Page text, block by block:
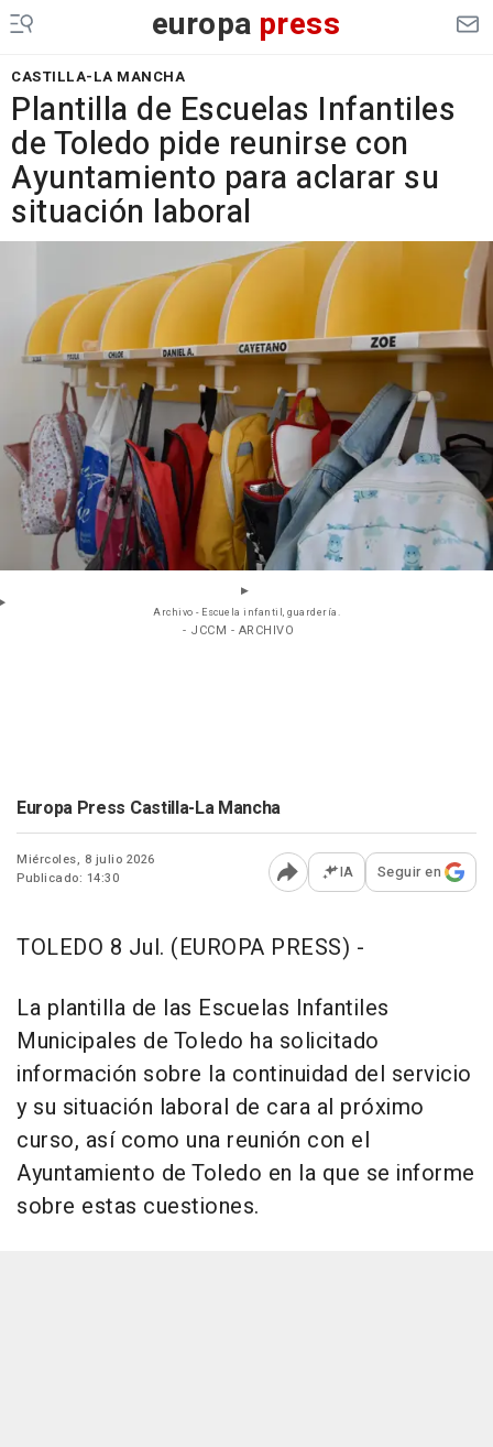
europa press
CASTILLA-LA MANCHA
Plantilla de Escuelas Infantiles
de Toledo pide reunirse con
Ayuntamiento para aclarar su
situación laboral
Archivo - Escuela infantil, guardería.
- JCCM - ARCHIVO
Europa Press Castilla-La Mancha
Miércoles, 8 julio 2026
Publicado: 14:30
Abrir opciones para
IA Seguir en
TOLEDO 8 Jul. (EUROPA PRESS) -
La plantilla de las Escuelas Infantiles
Municipales de Toledo ha solicitado
información sobre la continuidad del servicio
y su situación laboral de cara al próximo
curso, así como una reunión con el
Ayuntamiento de Toledo en la que se informe
sobre estas cuestiones.